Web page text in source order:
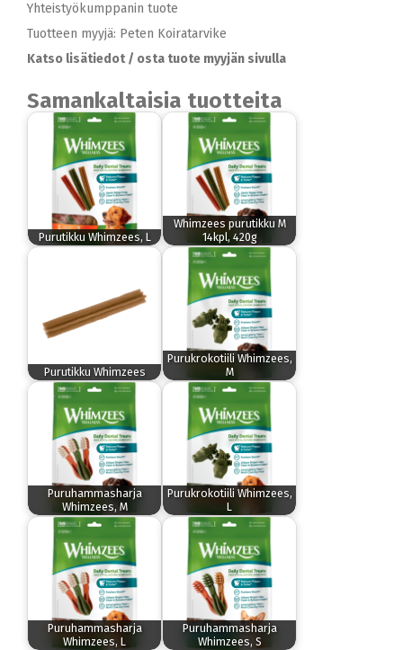
Yhteistyökumppanin tuote
Tuotteen myyjä: Peten Koiratarvike
Katso lisätiedot / osta tuote myyjän sivulla
Samankaltaisia tuotteita
Purutikku Whimzees, L
Whimzees purutikku M
14kpl, 420g
Purutikku Whimzees
Purukrokotiili Whimzees,
M
Puruhammasharja
Whimzees, M
Purukrokotiili Whimzees,
L
Puruhammasharja
Whimzees, L
Puruhammasharja
Whimzees, S